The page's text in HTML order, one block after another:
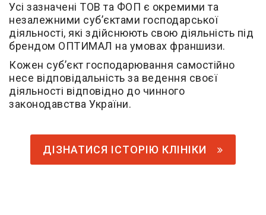
Усі зазначені ТОВ та ФОП є окремими та
незалежними суб’єктами господарської
діяльності, які здійснюють свою діяльність під
брендом ОПТИМАЛ на умовах франшизи.
Кожен суб’єкт господарювання самостійно
несе відповідальність за ведення своєї
діяльності відповідно до чинного
законодавства України.
ДІЗНАТИСЯ ІСТОРІЮ КЛІНІКИ